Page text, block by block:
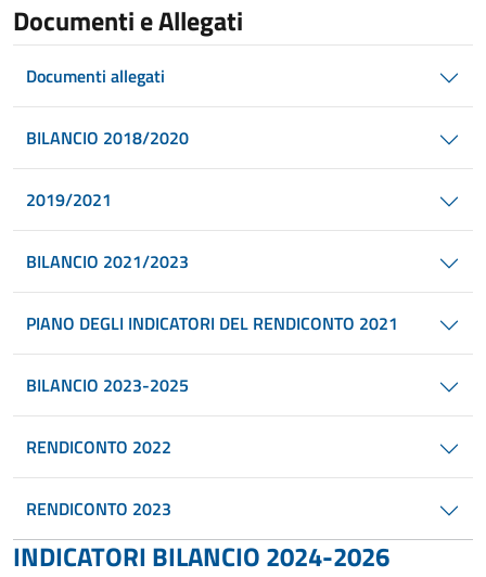
Documenti e Allegati
Documenti allegati
BILANCIO 2018/2020
2019/2021
BILANCIO 2021/2023
PIANO DEGLI INDICATORI DEL RENDICONTO 2021
BILANCIO 2023-2025
RENDICONTO 2022
RENDICONTO 2023
INDICATORI BILANCIO 2024-2026